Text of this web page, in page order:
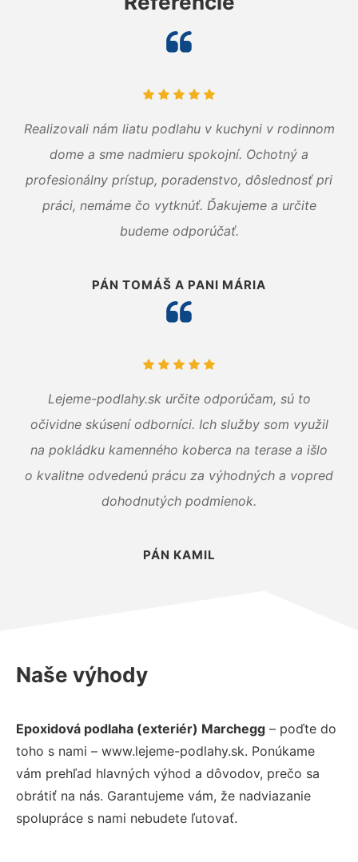
Realizovali nám liatu podlahu v kuchyni v rodinnom
dome a sme nadmieru spokojní. Ochotný a
profesionálny prístup, poradenstvo, dôslednosť pri
práci, nemáme čo vytknúť. Ďakujeme a určite
budeme odporúčať.
PÁN TOMÁŠ A PANI MÁRIA
Lejeme-podlahy.sk určite odporúčam, sú to
očividne skúsení odborníci. Ich služby som využil
na pokládku kamenného koberca na terase a išlo
o kvalitne odvedenú prácu za výhodných a vopred
dohodnutých podmienok.
PÁN KAMIL
Naše výhody
Epoxidová podlaha (exteriér) Marchegg – poďte do
toho s nami – www.lejeme-podlahy.sk. Ponúkame
vám prehľad hlavných výhod a dôvodov, prečo sa
obrátiť na nás. Garantujeme vám, že nadviazanie
spolupráce s nami nebudete ľutovať.